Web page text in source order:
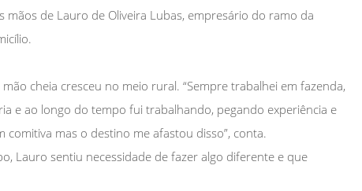
mãos de Lauro de Oliveira Lubas, empresário do ramo da
cheia cresceu no meio rural. “Sempre trabalhei em fazenda,
e ao longo do tempo fui trabalhando, pegando experiência e
comitiva mas o destino me afastou disso”, conta.
Lauro sentiu necessidade de fazer algo diferente e que